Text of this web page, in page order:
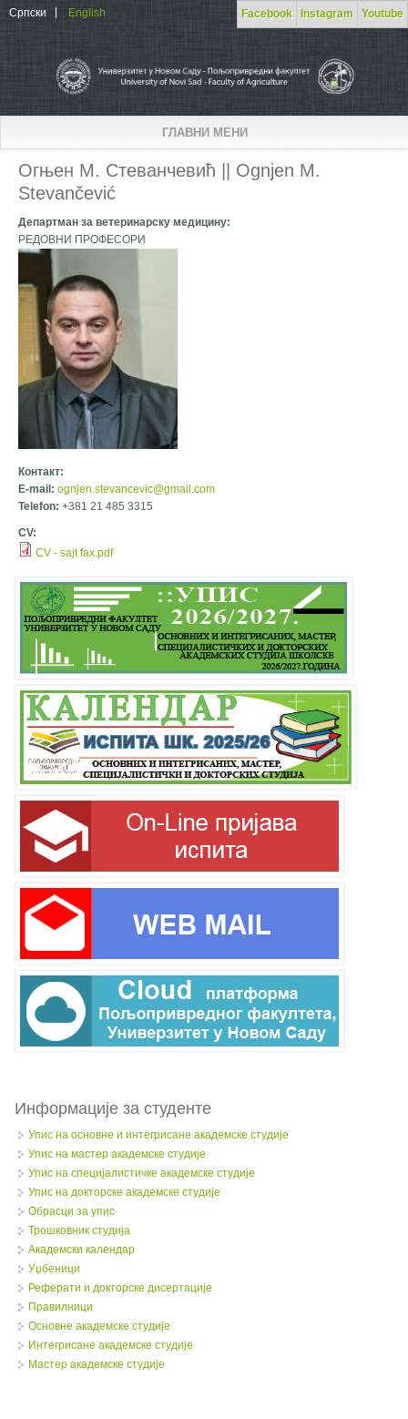
Skip to main content Facebook Instagram Youtube
Српски English
ГЛАВНИ МЕНИ
Огњен М. Стеванчевић || Ognjen M.
Stevančević
Департман за ветеринарску медицину:
РЕДОВНИ ПРОФЕСОРИ
Контакт:
E-mail: ognjen.stevancevic@gmail.com
Telefon: +381 21 485 3315
CV:
CV - sajt fax.pdf
Информације за студенте
Упис на основне и интегрисане академске студије
Упис на мастер академске студије
Упис на специјалистичке академске студије
Упис на докторске академске студије
Обрасци за упис
Трошковник студија
Академски календар
Уџбеници
Реферати и докторске дисертације
Правилници
Oсновне академске студије
Интегрисане академске студије
Мастер академске студије